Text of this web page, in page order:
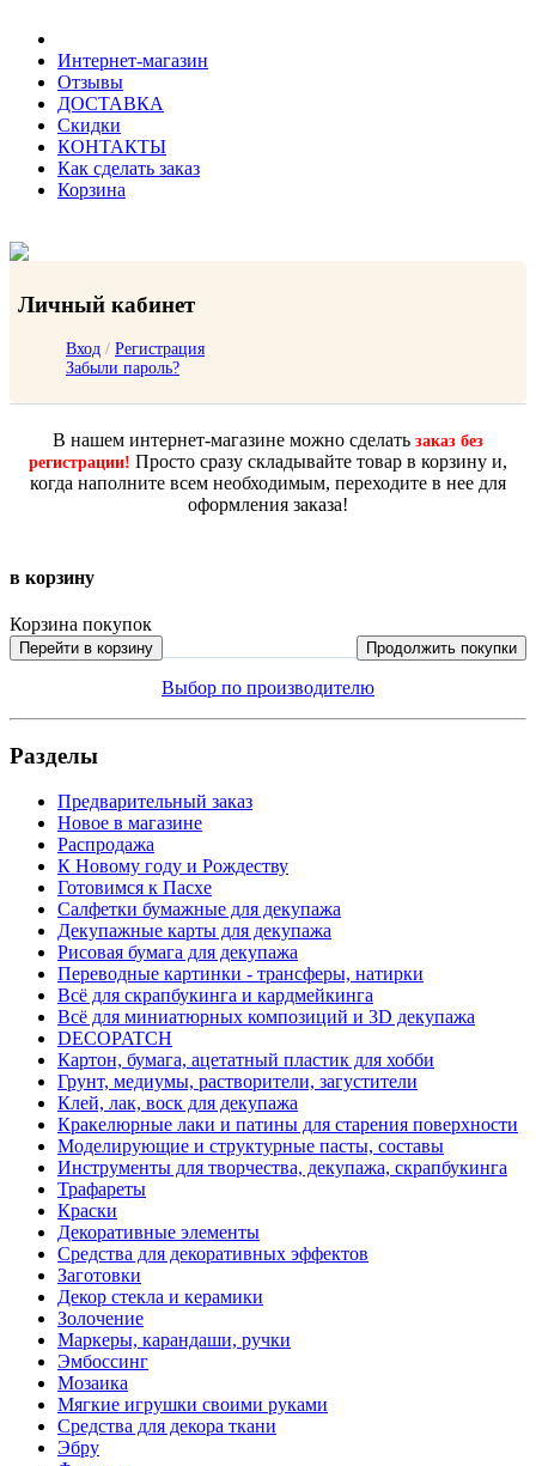
Интернет-магазин
Отзывы
ДОСТАВКА
Скидки
КОНТАКТЫ
Как сделать заказ
Корзина
Личный кабинет
Вход / Регистрация
Забыли пароль?
В нашем интернет-магазине можно сделать заказ без
регистрации! Просто сразу складывайте товар в корзину и,
когда наполните всем необходимым, переходите в нее для
оформления заказа!
в корзину
Корзина покупок
Перейти в корзину Продолжить покупки
Выбор по производителю
Разделы
Предварительный заказ
Новое в магазине
Распродажа
К Новому году и Рождеству
Готовимся к Пасхе
Салфетки бумажные для декупажа
Декупажные карты для декупажа
Рисовая бумага для декупажа
Переводные картинки - трансферы, натирки
Всё для скрапбукинга и кардмейкинга
Всё для миниатюрных композиций и 3D декупажа
DECOPATCH
Картон, бумага, ацетатный пластик для хобби
Грунт, медиумы, растворители, загустители
Клей, лак, воск для декупажа
Кракелюрные лаки и патины для старения поверхности
Моделирующие и структурные пасты, составы
Инструменты для творчества, декупажа, скрапбукинга
Трафареты
Краски
Декоративные элементы
Средства для декоративных эффектов
Заготовки
Декор стекла и керамики
Золочение
Маркеры, карандаши, ручки
Эмбоссинг
Мозаика
Мягкие игрушки своими руками
Средства для декора ткани
Эбру